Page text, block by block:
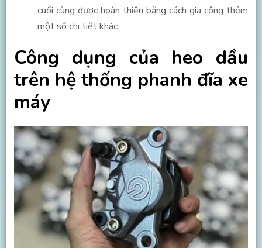
cuối cùng được hoàn thiện bằng cách gia công thêm
một số chi tiết khác.
Công dụng của heo dầu
trên hệ thống phanh đĩa xe
máy